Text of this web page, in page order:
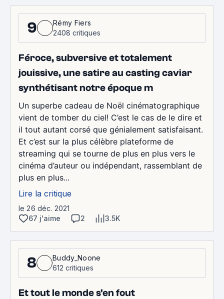
9
Rémy Fiers
2408 critiques
Féroce, subversive et totalement
jouissive, une satire au casting caviar
synthétisant notre époque m
Un superbe cadeau de Noël cinématographique
vient de tomber du ciel! C’est le cas de le dire et
il tout autant corsé que génialement satisfaisant.
Et c’est sur la plus célèbre plateforme de
streaming qui se tourne de plus en plus vers le
cinéma d’auteur ou indépendant, rassemblant de
plus en plus...
Lire la critique
le 26 déc. 2021
67 j'aime
2 3.5K
8
Buddy_Noone
612 critiques
Et tout le monde s'en fout